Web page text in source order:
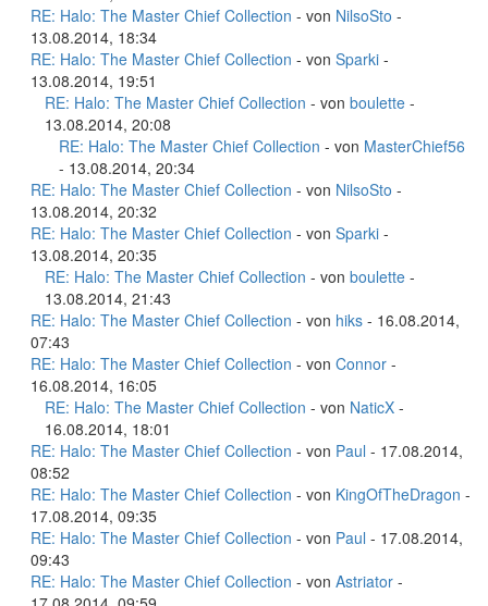
RE: Halo: The Master Chief Collection - von NilsoSto -
13.08.2014, 18:34
RE: Halo: The Master Chief Collection - von Sparki -
13.08.2014, 19:51
RE: Halo: The Master Chief Collection - von boulette -
13.08.2014, 20:08
RE: Halo: The Master Chief Collection - von MasterChief56
- 13.08.2014, 20:34
RE: Halo: The Master Chief Collection - von NilsoSto -
13.08.2014, 20:32
RE: Halo: The Master Chief Collection - von Sparki -
13.08.2014, 20:35
RE: Halo: The Master Chief Collection - von boulette -
13.08.2014, 21:43
RE: Halo: The Master Chief Collection - von hiks - 16.08.2014,
07:43
RE: Halo: The Master Chief Collection - von Connor -
16.08.2014, 16:05
RE: Halo: The Master Chief Collection - von NaticX -
16.08.2014, 18:01
RE: Halo: The Master Chief Collection - von Paul - 17.08.2014,
08:52
RE: Halo: The Master Chief Collection - von KingOfTheDragon -
17.08.2014, 09:35
RE: Halo: The Master Chief Collection - von Paul - 17.08.2014,
09:43
RE: Halo: The Master Chief Collection - von Astriator -